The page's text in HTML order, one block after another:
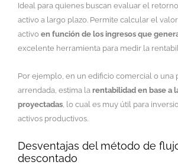
Ideal para quienes buscan evaluar el
activo a largo plazo. Permite calcular el
activo en función de los ingresos que
excelente herramienta para medir la
Por ejemplo, en un edificio comercial o una
arrendada, estima la rentabilidad en base a
proyectadas, lo cual es muy útil para
activos productivos.
Desventajas del método de
descontado